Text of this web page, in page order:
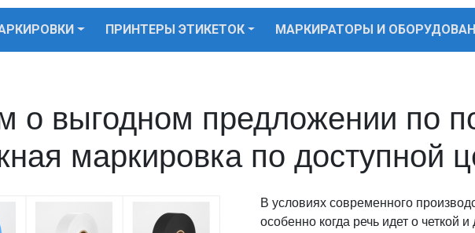
ПРИНТЕРЫ ЭТИКЕТОК МАРКИРАТОРЫ И
о выгодном предложении по
маркировка по доступной
В условиях современного
особенно когда речь идет о четкой